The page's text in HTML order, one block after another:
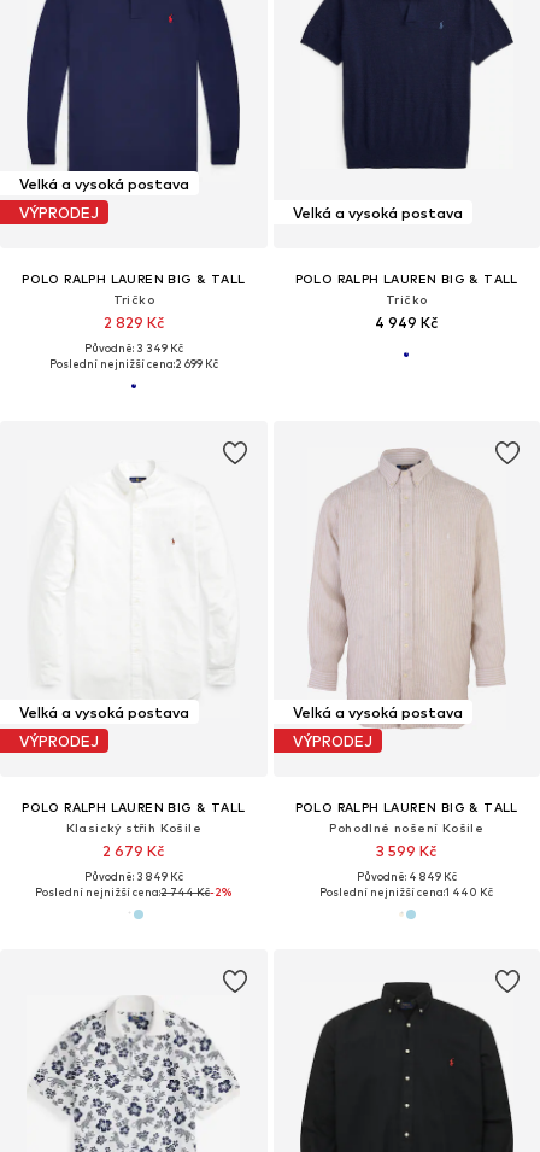
Velká a vysoká postava
VÝPRODEJ
POLO RALPH LAUREN BIG & TALL
Tričko
2 829 Kč
Původně: 3 349 Kč
Poslední nejnižší cena:2 699 Kč
Velká a vysoká postava
POLO RALPH LAUREN BIG & TALL
Tričko
4 949 Kč
Velká a vysoká postava
VÝPRODEJ
POLO RALPH LAUREN BIG & TALL
Klasický střih Košile
2 679 Kč
Původně: 3 849 Kč
Poslední nejnižší cena:2 744 Kč-2%
Velká a vysoká postava
VÝPRODEJ
POLO RALPH LAUREN BIG & TALL
Pohodlné nošení Košile
3 599 Kč
Původně: 4 849 Kč
Poslední nejnižší cena:1 440 Kč